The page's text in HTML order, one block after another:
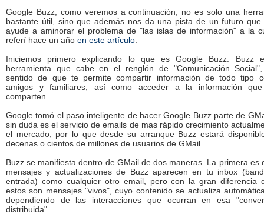
Google Buzz, como veremos a continuación, no es solo una
bastante útil, sino que además nos da una pista de un futuro que
ayude a aminorar el problema de "las islas de información" a la
referí hace un año en este artículo
Iniciemos primero explicando lo que es Google Buzz. Buzz
herramienta que cabe en el renglón de "Comunicación
sentido de que te permite compartir información de todo tipo
amigos y familiares, así como acceder a la información
comparten.
Google tomó el paso inteligente de hacer Google Buzz parte de
sin duda es el servicio de emails de mas rápido crecimiento
el mercado, por lo que desde su arranque Buzz estará
decenas o cientos de millones de usuarios de GMail.
Buzz se manifiesta dentro de GMail de dos maneras. La primera es
mensajes y actualizaciones de Buzz aparecen en tu inbox
entrada) como cualquier otro email, pero con la gran diferencia
estos son mensajes "vivos", cuyo contenido se actualiza
dependiendo de las interacciones que ocurran en esa
distribuida".